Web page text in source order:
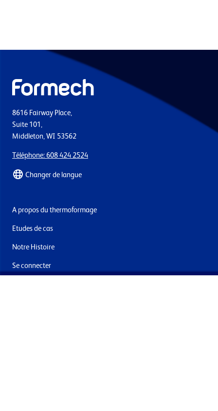
8616 Fairway Place,
Suite 101,
Middleton, WI 53562
Téléphone: 608 424 2524
Changer de langue
A propos du thermoformage
Etudes de cas
Notre Histoire
Se connecter